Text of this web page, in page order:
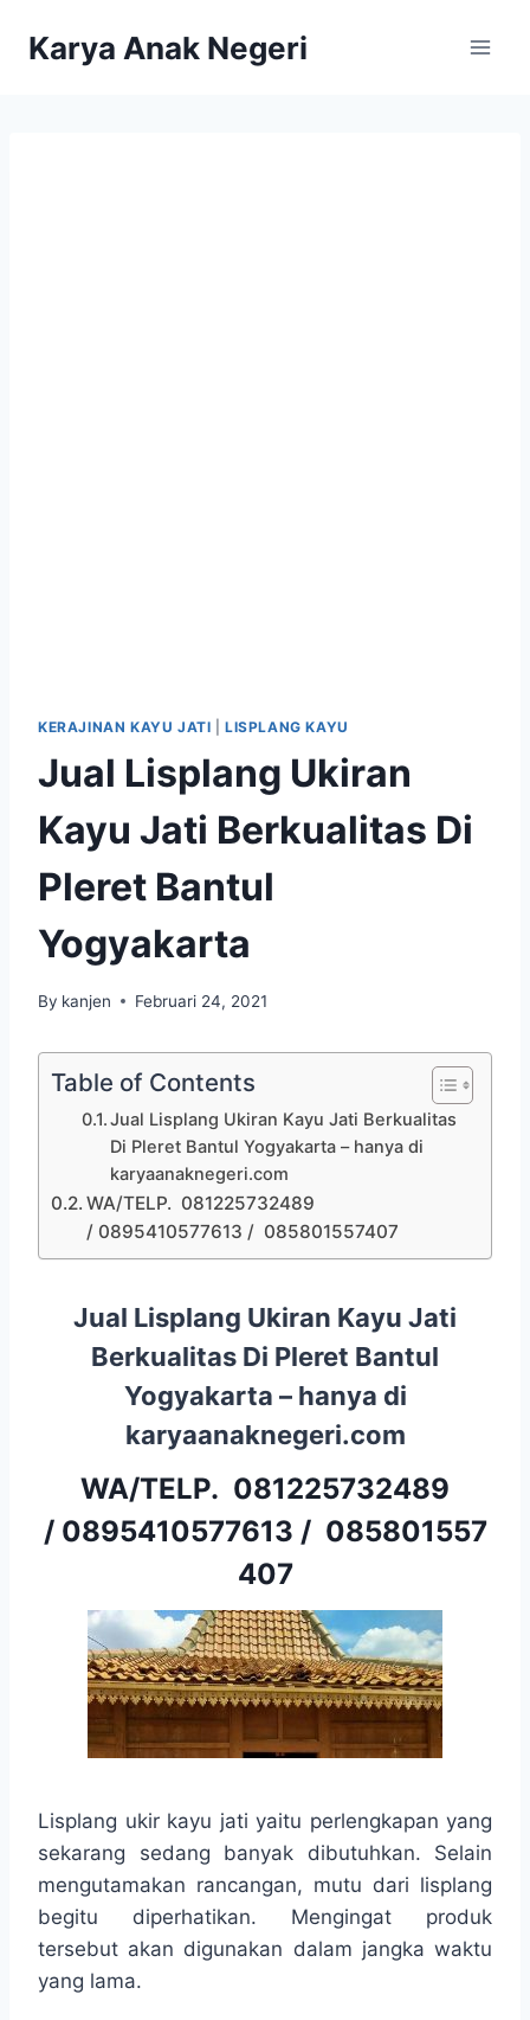
Karya Anak Negeri
KERAJINAN KAYU JATI |LISPLANG KAYU
Jual Lisplang Ukiran
Kayu Jati Berkualitas Di
Pleret Bantul
Yogyakarta
By kanjen Februari 24, 2021
Table of Contents
Jual Lisplang Ukiran Kayu Jati Berkualitas
Di Pleret Bantul Yogyakarta – hanya di
karyaanaknegeri.com
WA/TELP. 081225732489
/ 0895410577613 / 085801557407
Jual Lisplang Ukiran Kayu Jati
Berkualitas Di Pleret Bantul
Yogyakarta – hanya di
karyaanaknegeri.com
WA/TELP. 081225732489
/ 0895410577613 / 085801557
407
Lisplang ukir kayu jati yaitu perlengkapan yang
sekarang sedang banyak dibutuhkan. Selain
mengutamakan rancangan, mutu dari lisplang
begitu diperhatikan. Mengingat produk
tersebut akan digunakan dalam jangka waktu
yang lama.